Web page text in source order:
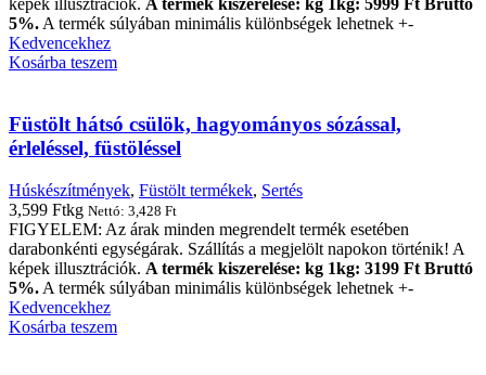
képek illusztrációk. A termék kiszerelése: kg 1kg: 5999 Ft Bruttó
5%.A termék súlyában minimális különbségek lehetnek +-
Kedvencekhez
Kosárba teszem
Füstölt hátsó csülök, hagyományos sózással,
érleléssel, füstöléssel
Húskészítmények, Füstölt termékek, Sertés
3,599 Ftkg Nettó: 3,428 Ft
FIGYELEM: Az árak minden megrendelt termék esetében
darabonkénti egységárak. Szállítás a megjelölt napokon történik! A
képek illusztrációk. A termék kiszerelése: kg 1kg: 3199 Ft Bruttó
5%. A termék súlyában minimális különbségek lehetnek +-
Kedvencekhez
Kosárba teszem